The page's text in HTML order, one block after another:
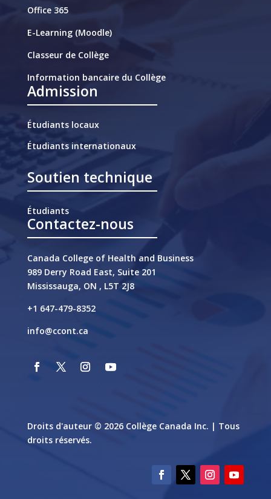
Office 365
E-Learning (Moodle)
Classeur de Collège
Information bancaire du Collège
Admission
Étudiants locaux
Étudiants internationaux
Soutien technique
Étudiants
Contactez-nous
Canada College of Health and Business
989 Derry Road East, Suite 201
Mississauga, ON , L5T 2J8
+1 647-479-8352
info@ccont.ca
Droits d'auteur © 2026 Collège Canada Inc. | Tous
droits réservés.